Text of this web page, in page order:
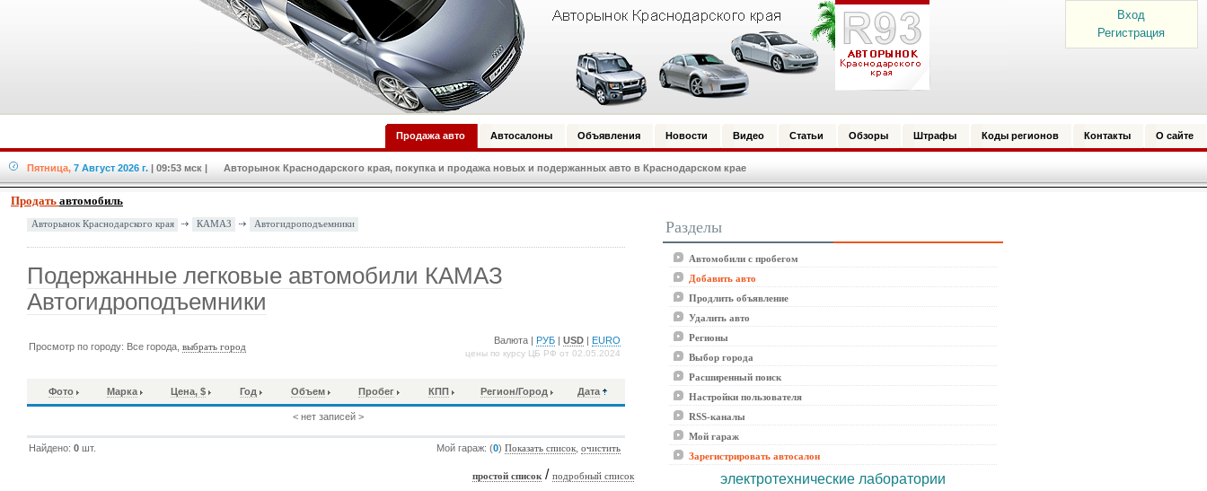
Вход
Регистрация
Продажа авто Автосалоны Объявления Новости Видео Статьи Обзоры Штрафы Коды регионов Контакты О сайте
Пятница, 7 Август 2026 г. | 09:53 мск | Авторынок Краснодарского края, покупка и продажа новых и подержанных авто в Краснодарском крае
Продать автомобиль
Авторынок Краснодарского края КАМАЗ Автогидроподъемники
Подержанные легковые автомобили КАМАЗ
Автогидроподъемники
Просмотр по городу: Все города,выбрать город
Валюта | РУБ |USD EURO
цены по курсу ЦБ РФ от 02.05.2024
Фото Марка Цена, $ Год Объем Пробег КПП Регион/Город Дата
< нет записей >
Найдено:0 шт. Мой гараж: (0)Показать список ,очистить
простой список /подробный список
Разделы
Автомобили с пробегом
Добавить авто
Продлить объявление
Удалить авто
Регионы
Выбор города
Расширенный поиск
Настройки пользователя
RSS-каналы
Мой гараж
Зарегистрировать автосалон
электротехнические лаборатории